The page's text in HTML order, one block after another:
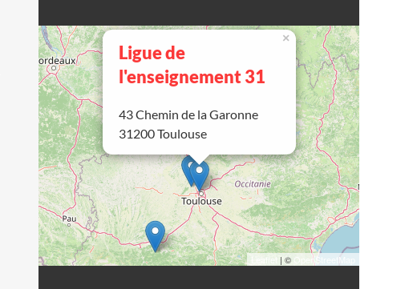
Ligue de
l'enseignement 31
43 Chemin de la Garonne
31200 Toulouse
×
Leaflet | © OpenStreetMap